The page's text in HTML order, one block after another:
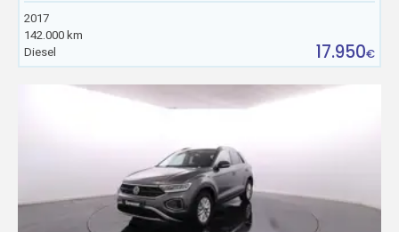
2017
142.000 km
Diesel
17.950€